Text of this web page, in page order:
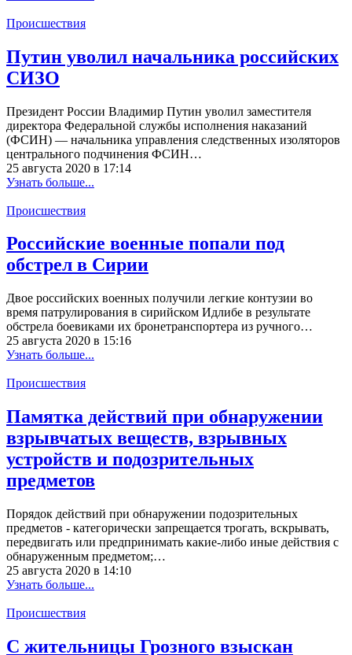
Происшествия
Путин уволил начальника российских
СИЗО
Президент России Владимир Путин уволил заместителя
директора Федеральной службы исполнения наказаний
(ФСИН) — начальника управления следственных изоляторов
центрального подчинения ФСИН…
25 августа 2020 в 17:14
Узнать больше...
Происшествия
Российские военные попали под
обстрел в Сирии
Двое российских военных получили легкие контузии во
время патрулирования в сирийском Идлибе в результате
обстрела боевиками их бронетранспортера из ручного…
25 августа 2020 в 15:16
Узнать больше...
Происшествия
Памятка действий при обнаружении
взрывчатых веществ, взрывных
устройств и подозрительных
предметов
Порядок действий при обнаружении подозрительных
предметов - категорически запрещается трогать, вскрывать,
передвигать или предпринимать какие-либо иные действия с
обнаруженным предметом;…
25 августа 2020 в 14:10
Узнать больше...
Происшествия
С жительницы Грозного взыскан